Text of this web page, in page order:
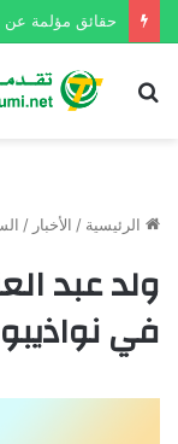
حقائق مؤلمة
بحث
الرئيسية / الأخبار /
ولد عبد
في